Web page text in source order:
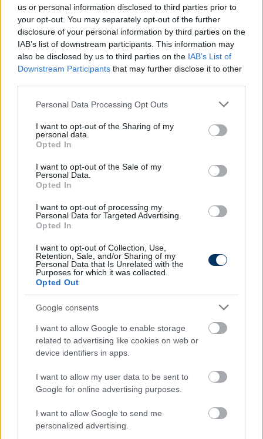
us or personal information disclosed to third parties prior to
your opt-out. You may separately opt-out of the further
disclosure of your personal information by third parties on the
IAB’s list of downstream participants. This information may
also be disclosed by us to third parties on the IAB’s List of
Downstream Participants that may further disclose it to other
Please note that this website/app uses one or more Google
not limited to your visit or usage behaviour. You may click to
grant or deny consent to Google and its third-party tags to
use your data for below specified purposes in below Google
consent section.
Personal Data Processing Opt Outs
I want to opt-out of the Sharing of my
personal data.
Opted In
I want to opt-out of the Sale of my
Personal Data.
Opted In
I want to opt-out of processing my
Personal Data for Targeted Advertising.
Opted In
I want to opt-out of Collection, Use,
Retention, Sale, and/or Sharing of my
Personal Data that Is Unrelated with the
Purposes for which it was collected.
Opted Out
Google consents
I want to allow Google to enable storage
related to advertising like cookies on web or
device identifiers in apps.
I want to allow my user data to be sent to
Google for online advertising purposes.
I want to allow Google to send me
personalized advertising.
VILÁGFOCI
Az NB I-ből hazatérő román
válogatott játékos: "Nagy a
különbség ahhoz képest, amit
Magyarországon csináltam"
NB I: Majdnem 8 milliós fizetésért
távozik a Puskás Akadémia légiósa -
sajtóhír
távozó játékos ügyében - sajtóhír
NB I
Távozik a Puskás Akadémiától a klub
egyik legdrágább játékosa: "Tudom,
A bajnokság legbrutálisabb
támadósorát állítaná össze a román
tulajdonos, az NB I-ből nézett ki ehhez
NB I: Olasz csapatok csapnának le a
Puskás Akadémia középpályására -
sajtóhír